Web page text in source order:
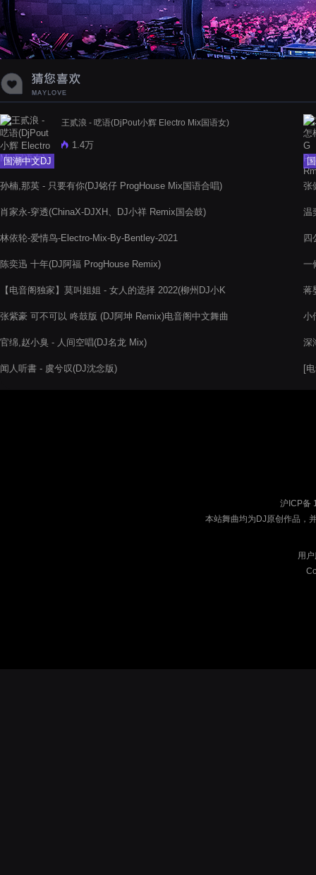
国潮中文DJ
王贰浪 - 呓语(DjPout小辉 Electro Mix国语女)
1.4万
孙楠,那英 - 只要有你(DJ铭仔 ProgHouse Mix国语合唱)
肖家永-穿透(ChinaX-DJXH、DJ小祥 Remix国会鼓)
林依轮-爱情鸟-Electro-Mix-By-Bentley-2021
陈奕迅 十年(DJ阿福 ProgHouse Remix)
【电音阁独家】莫叫姐姐 - 女人的选择 2022(柳州DJ小K
张紫豪 可不可以 咚鼓版 (DJ阿坤 Remix)电音阁中文舞曲
官绵,赵小臭 - 人间空唱(DJ名龙 Mix)
闻人听書 - 虞兮叹(DJ沈念版)
张
温
四
一
蒋
小
深
[
沪ICP备
本站舞曲均为DJ原创作品，
用